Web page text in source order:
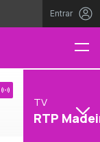
Entrar
TV
RTP